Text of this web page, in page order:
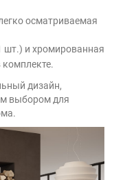
осматриваемая
шт.) и хромированная
комплекте.
дизайн,
выбором для